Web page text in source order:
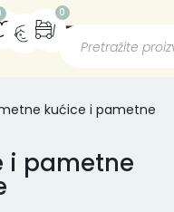
0
kućice i pametne
i pametne